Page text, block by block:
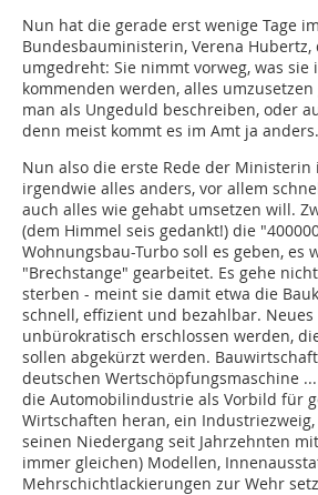
Nun hat die gerade erst wenige Tage
Bundesbauministerin, Verena Hubertz,
umgedreht: Sie nimmt vorweg, was sie
kommenden werden, alles umzusetzen
man als Ungeduld beschreiben, oder
denn meist kommt es im Amt ja anders.
Nun also die erste Rede der Ministerin
irgendwie alles anders, vor allem
auch alles wie gehabt umsetzen will.
(dem Himmel seis gedankt!) die
Wohnungsbau-Turbo soll es geben, es
"Brechstange" gearbeitet. Es gehe
sterben - meint sie damit etwa die
schnell, effizient und bezahlbar.
unbürokratisch erschlossen werden,
sollen abgekürzt werden.
deutschen Wertschöpfungsmaschine
die Automobilindustrie als Vorbild für
Wirtschaften heran, ein
seinen Niedergang seit Jahrzehnten
immer gleichen) Modellen,
Mehrschichtlackierungen zur Wehr